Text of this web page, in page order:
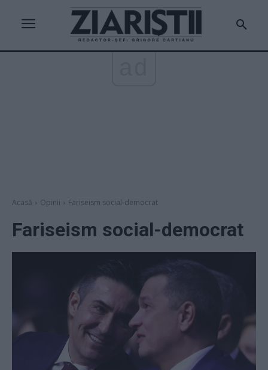
Acasă Opinii Fariseism social-democrat
Fariseism social-democrat